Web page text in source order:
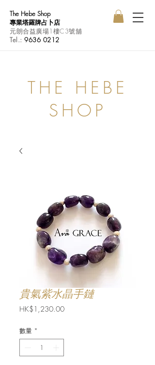
The Hebe Shop
專業塔羅牌占卜店
元朗合益廣場1樓C3號舖
Tel.:9636 0212
THE HEBE
SHOP
貴氣紫水晶手鏈
HK$1,230.00價
數量 *